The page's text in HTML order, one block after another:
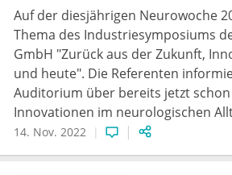
Auf der diesjährigen Neurowoche
Thema des Industriesymposiums
GmbH "Zurück aus der Zukunft,
und heute". Die Referenten
Auditorium über bereits jetzt
Innovationen im neurologischen
14. Nov. 2022